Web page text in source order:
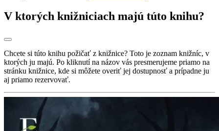
V ktorých knižniciach majú túto knihu?
Chcete si túto knihu požičať z knižnice? Toto je zoznam knižníc, v
ktorých ju majú. Po kliknutí na názov vás presmerujeme priamo na
stránku knižnice, kde si môžete overiť jej dostupnosť a prípadne ju
aj priamo rezervovať.